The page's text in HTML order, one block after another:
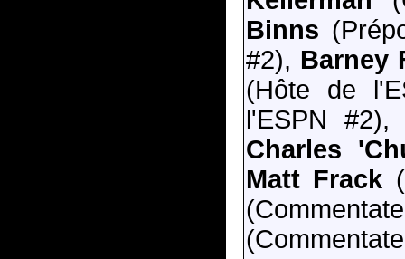
Binns
#2), Barney
(Hôte de
l'ESPN
Charles
Matt Frack